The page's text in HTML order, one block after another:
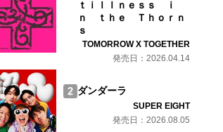
ｔｉｌｌｎｅｓｓ ｉ
ｎ ｔｈｅ Ｔｈｏｒｎ
ｓ
TOMORROW X TOGETHER
発売日：2026.04.14
ダンダーラ
SUPER EIGHT
発売日：2026.08.05